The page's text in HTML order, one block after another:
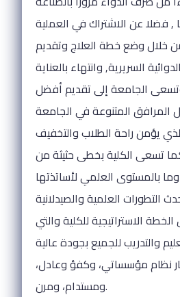
, فضلا عن الاشتراك في العملية
خلال وضع خطة العلاج وتقديم
السريرية, وانتهاء بالعناية
الجامعة إلى تقديم أفضل
المرافق المتنوعة في الجامعة
يؤمن راحة الطلاب والتخفيف
تسعى الكلية بخطى حثيثة من
بالمستوى العلمي لأساتذتها
التطورات العلمية والصيدلانية
الاستراتيجية للكلية والتي
والتدريب للجميع بجودة عالية
نظام مؤسساتي، وكفؤ وعادل،
ومستدام، ومرن.